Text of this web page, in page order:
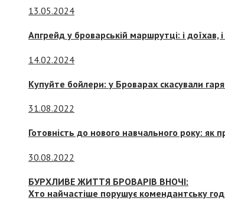
13.05.2024
Апгрейд у броварській маршрутці: і доїхав,
14.02.2024
Купуйте бойлери: у Броварах скасували
31.08.2022
Готовність до нового навчального року:
30.08.2022
БУРХЛИВЕ ЖИТТЯ БРОВАРІВ ВНОЧІ:
Хто найчастіше порушує комендантську